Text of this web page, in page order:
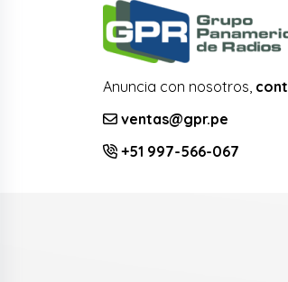
Anuncia con nosotros,
ventas@gpr.pe
+51 997-566-067